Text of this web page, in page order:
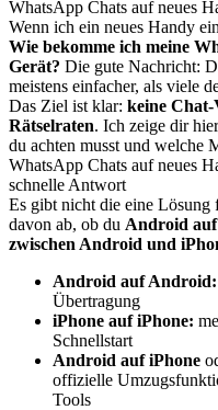
WhatsApp Chats auf neues
Wenn ich ein neues Handy
Wie bekomme ich meine
Gerät? Die gute Nachricht:
meistens einfacher, als viele
Das Ziel ist klar: keine Chat-
Rätselraten. Ich zeige dir
du achten musst und welche
WhatsApp Chats auf neues
schnelle Antwort
Es gibt nicht die eine
davon ab, ob du Android
zwischen Android und
Android auf Android:
Übertragung
iPhone auf iPhone:
Schnellstart
Android auf iPhone
offizielle
Tools